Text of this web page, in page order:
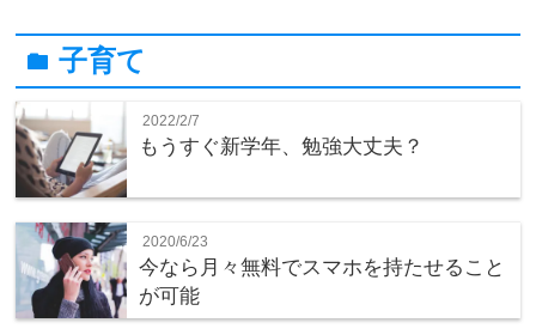
folder子育て
2022/2/7
もうすぐ新学年、勉強大丈夫？
2020/6/23
今なら月々無料でスマホを持たせること
が可能